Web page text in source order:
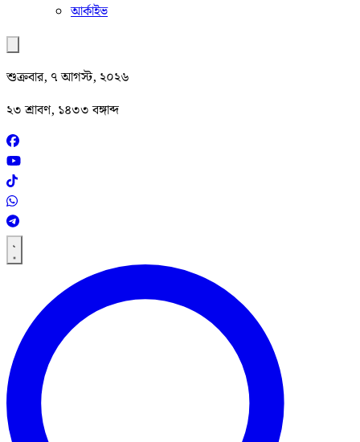
আর্কাইভ
শুক্রবার, ৭ আগস্ট, ২০২৬
২৩ শ্রাবণ, ১৪৩৩ বঙ্গাব্দ